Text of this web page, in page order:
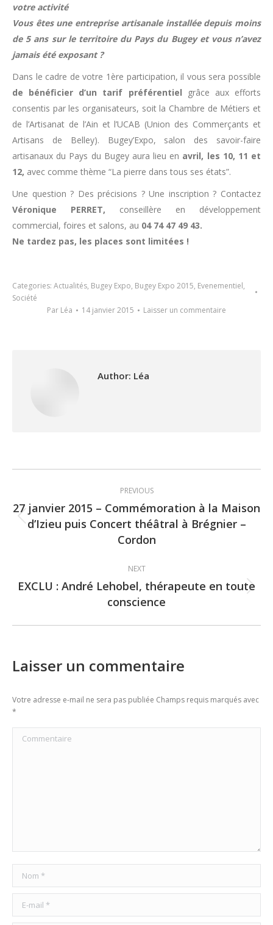
votre activité
Vous êtes une entreprise artisanale installée depuis moins
de 5 ans sur le territoire du Pays du Bugey et vous n’avez
jamais été exposant ?
Dans le cadre de votre 1ère participation, il vous sera possible
de bénéficier d’un tarif préférentiel grâce aux efforts
consentis par les organisateurs, soit la Chambre de Métiers et
de l’Artisanat de l’Ain et l’UCAB (Union des Commerçants et
Artisans de Belley). Bugey’Expo, salon des savoir-faire
artisanaux du Pays du Bugey aura lieu en avril, les 10, 11 et
12, avec comme thème “La pierre dans tous ses états”.
Une question ? Des précisions ? Une inscription ? Contactez
Véronique PERRET, conseillère en développement
commercial, foires et salons, au 04 74 47 49 43.
Ne tardez pas, les places sont limitées !
Categories: Actualités, Bugey Expo, Bugey Expo 2015, Evenementiel,
Société
Par Léa 14 janvier 2015 Laisser un commentaire
Author: Léa
navigation
PREVIOUS
Previous
post:
27 janvier 2015 – Commémoration à la Maison
d’Izieu puis Concert théâtral à Brégnier –
Cordon
NEXT
Next
post:
EXCLU : André Lehobel, thérapeute en toute
conscience
Laisser un commentaire
Votre adresse e-mail ne sera pas publiée Champs requis marqués avec
*
Commentaire
Nom *
E-mail *